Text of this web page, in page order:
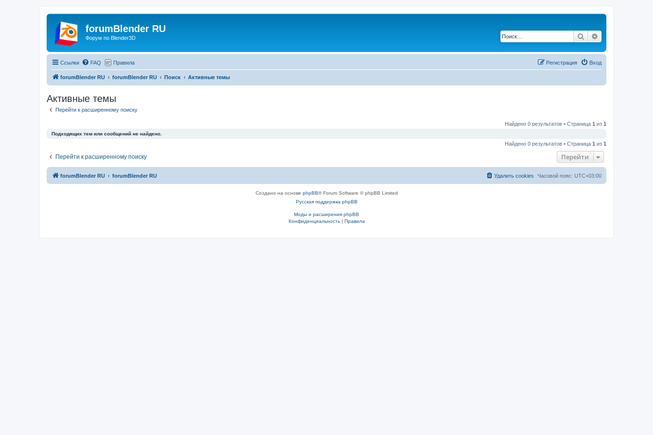
forumBlender RU
Форум по Blender3D Поиск
Ссылки FAQ Правила Вход
Регистрация
forumBlender RU forumBlender RU Поиск Активные темы
Активные темы
Перейти к расширенному поиску
Найдено 0 результатов • Страница 1 из 1
Подходящих тем или сообщений не найдено.
Найдено 0 результатов • Страница 1 из 1
Перейти к расширенному поиску Перейти
forumBlender RU forumBlender RU Часовой пояс: UTC+03:00
Удалить cookies
Создано на основе phpBB® Forum Software © phpBB Limited
Русская поддержка phpBB
Моды и расширения phpBB
Конфиденциальность| Правила